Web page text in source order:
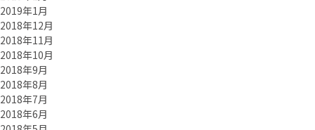
2019年1月
2018年12月
2018年11月
2018年10月
2018年9月
2018年8月
2018年7月
2018年6月